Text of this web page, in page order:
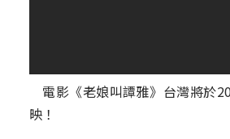
電影《老娘叫譚雅》台灣將於
映！